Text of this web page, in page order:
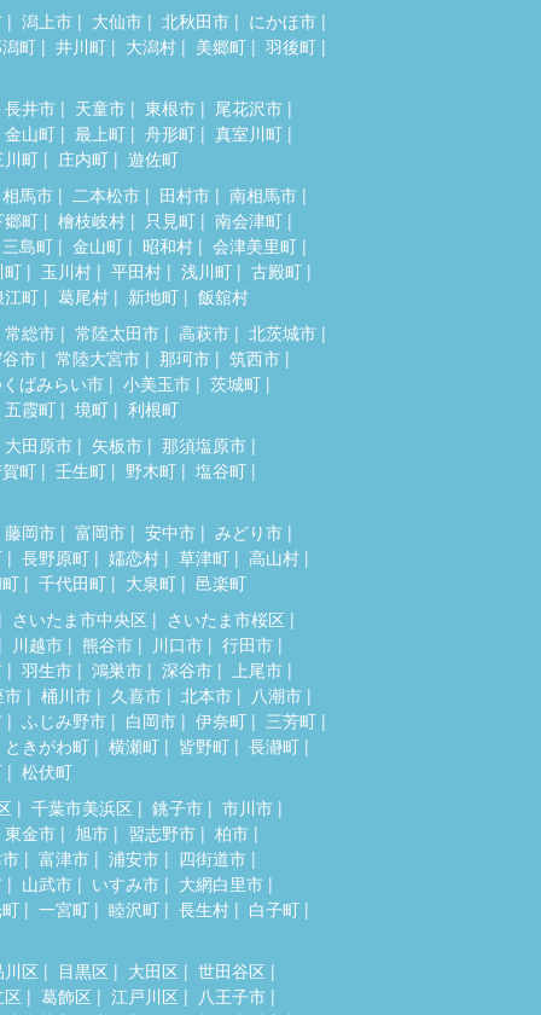
潟上市 大仙市 北秋田市
にかほ市
町
井川町 大潟村 美郷町 羽後町
長井市 天童市 東根市
尾花沢市
金山町
最上町 舟形町
真室川町
川町
庄内町
遊佐町
相馬市
二本松市 田村市
南相馬市
郷町
檜枝岐村 只見町
南会津町
三島町
金山町 昭和村
会津美里町
町
玉川村 平田村 浅川町
古殿町
江町
葛尾村 新地町
飯舘村
常総市
常陸太田市 高萩市
北茨城市
市
常陸大宮市 那珂市
筑西市
ばみらい市
小美玉市
茨城町
五霞町
境町
利根町
大田原市
矢板市
那須塩原市
町
壬生町 野木町 塩谷町
藤岡市 富岡市 安中市
みどり市
長野原町 嬬恋村 草津町
高山村
千代田町 大泉町
邑楽町
さいたま市中央区
さいたま市桜区
川越市
熊谷市 川口市
行田市
羽生市 鴻巣市 深谷市
上尾市
市
桶川市 久喜市 北本市
八潮市
ふじみ野市 白岡市 伊奈町
三芳町
ときがわ町
横瀬町 皆野町
長瀞町
松伏町
千葉市美浜区 銚子市
市川市
東金市
旭市 習志野市
柏市
富津市 浦安市
四街道市
山武市 いすみ市
大網白里市
一宮町 睦沢町 長生村 白子町
川区 目黒区 大田区
世田谷区
葛飾区 江戸川区
八王子市